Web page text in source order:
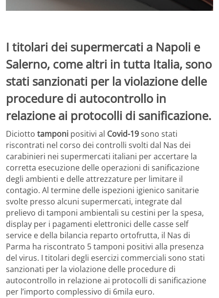
I titolari dei supermercati a Napoli e
Salerno, come altri in tutta Italia, sono
stati sanzionati per la violazione delle
procedure di autocontrollo in
relazione ai protocolli di sanificazione.
Diciotto tamponi positivi al Covid-19sono stati
riscontrati nel corso dei controlli svolti dal Nas dei
carabinieri nei supermercati italiani per accertare la
corretta esecuzione delle operazioni di sanificazione
degli ambienti e delle attrezzature per limitare il
contagio. Al termine delle ispezioni igienico sanitarie
svolte presso alcuni supermercati, integrate dal
prelievo di tamponi ambientali su cestini per la spesa,
display per i pagamenti elettronici delle casse self
service e della bilancia reparto ortofrutta, il Nas di
Parma ha riscontrato 5 tamponi positivi alla presenza
del virus. I titolari degli esercizi commerciali sono stati
sanzionati per la violazione delle procedure di
autocontrollo in relazione ai protocolli di sanificazione
per l’importo complessivo di 6mila euro.